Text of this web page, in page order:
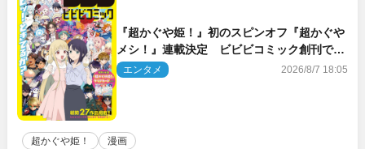
『超かぐや姫！』初のスピンオフ『超かぐや
メシ！』連載決定 ビビビコミック創刊で31
作品一挙公開
エンタメ 2026/8/7 18:05
超かぐや姫！ 漫画